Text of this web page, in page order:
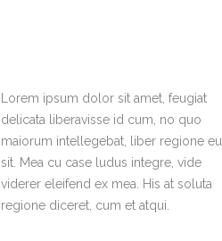
Lorem ipsum dolor sit amet, feugiat
delicata liberavisse id cum, no quo
maiorum intellegebat, liber regione eu
sit. Mea cu case ludus integre, vide
viderer eleifend ex mea. His at soluta
regione diceret, cum et atqui.